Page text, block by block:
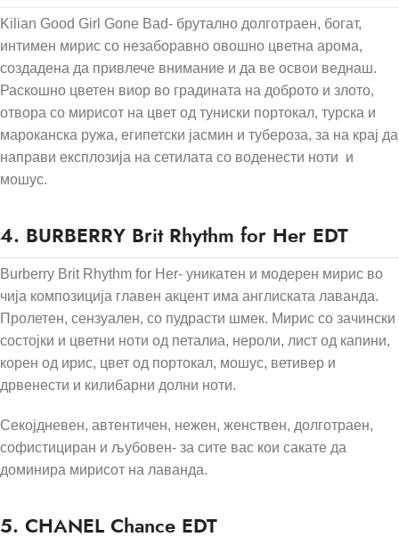
Kilian Good Girl Gone Bad- брутално долготраен, богат,
интимен мирис со незаборавно овошно цветна арома,
создадена да привлече внимание и да ве освои веднаш.
Раскошно цветен виор во градината на доброто и злото,
отвора со мирисот на цвет од туниски портокал, турска и
мароканска ружа, египетски јасмин и тубероза, за на крај да
направи експлозија на сетилата со воденести ноти и
мошус.
4. BURBERRY Brit Rhythm for Her EDT
Burberry Brit Rhythm for Her- уникатен и модерен мирис во
чија композиција главен акцент има англиската лаванда.
Пролетен, сензуален, со пудрасти шмек. Мирис со зачински
состојки и цветни ноти од петалиа, нероли, лист од капини,
корен од ирис, цвет од портокал, мошус, ветивер и
дрвенести и килибарни долни ноти.
Секојдневен, автентичен, нежен, женствен, долготраен,
софистициран и љубовен- за сите вас кои сакате да
доминира мирисот на лаванда.
5. CHANEL Chance EDT